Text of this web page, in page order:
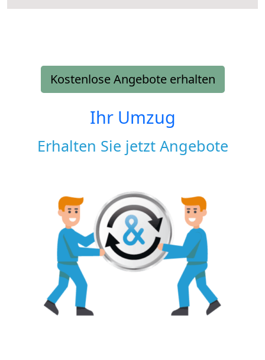
Kostenlose Angebote erhalten
Ihr Umzug
Erhalten Sie jetzt Angebote